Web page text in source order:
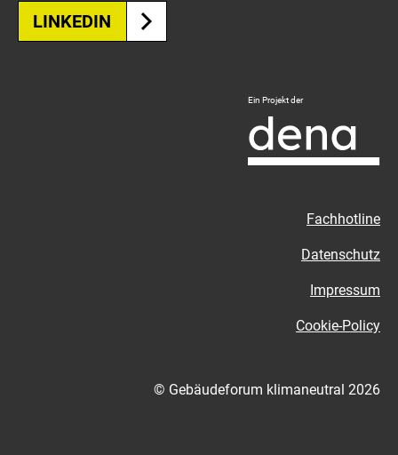
LINKEDIN
Logo
Deutsche
Energie-
Agentur
Ein Projekt der
Fachhotline
Datenschutz
Impressum
Cookie-Policy
© Gebäudeforum klimaneutral 2026